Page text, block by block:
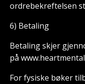
ordrebekreftelsen
6) Betaling
Betaling skjer
på
For fysiske bøker